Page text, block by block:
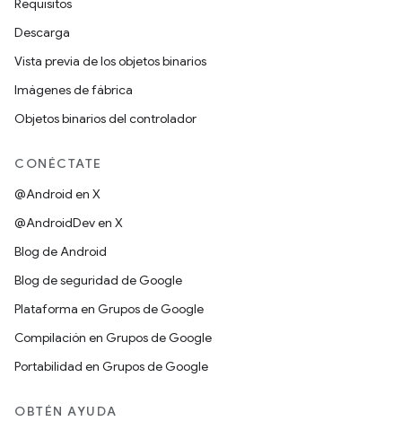
Requisitos
Descarga
Vista previa de los objetos binarios
Imágenes de fábrica
Objetos binarios del controlador
CONÉCTATE
@Android en X
@AndroidDev en X
Blog de Android
Blog de seguridad de Google
Plataforma en Grupos de Google
Compilación en Grupos de Google
Portabilidad en Grupos de Google
OBTÉN AYUDA